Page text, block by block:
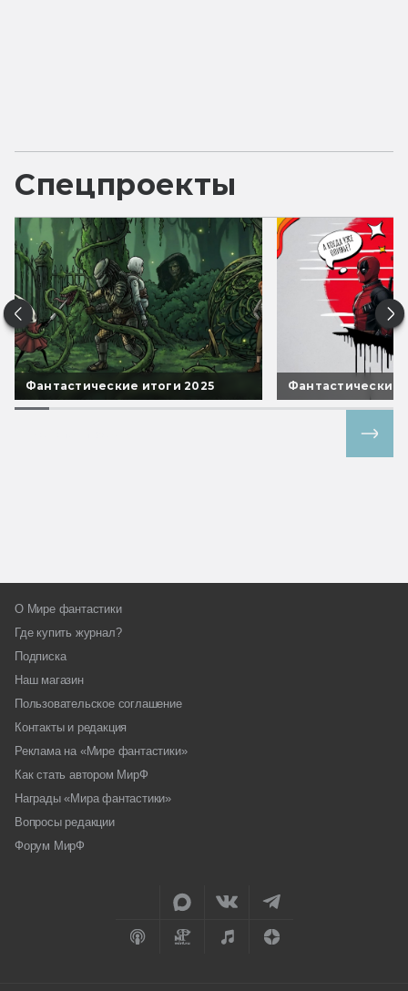
Спецпроекты
Фантастические итоги 2025 Фантастические
О Мире фантастики
Где купить журнал?
Подписка
Наш магазин
Пользовательское соглашение
Контакты и редакция
Реклама на «Мире фантастики»
Как стать автором МирФ
Награды «Мира фантастики»
Вопросы редакции
Форум МирФ